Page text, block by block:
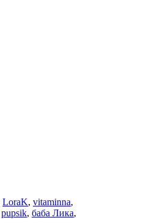
LoraK, vitaminna,
pupsik, баба Лика,